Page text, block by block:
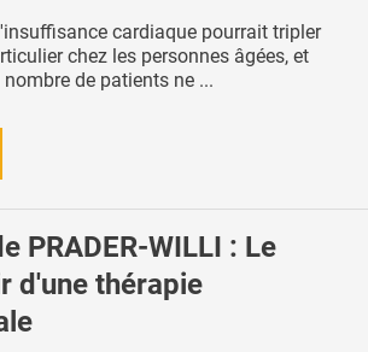
cardiaque pourrait tripler
chez les personnes âgées, et
de patients ne ...
PRADER-WILLI : Le
d'une thérapie